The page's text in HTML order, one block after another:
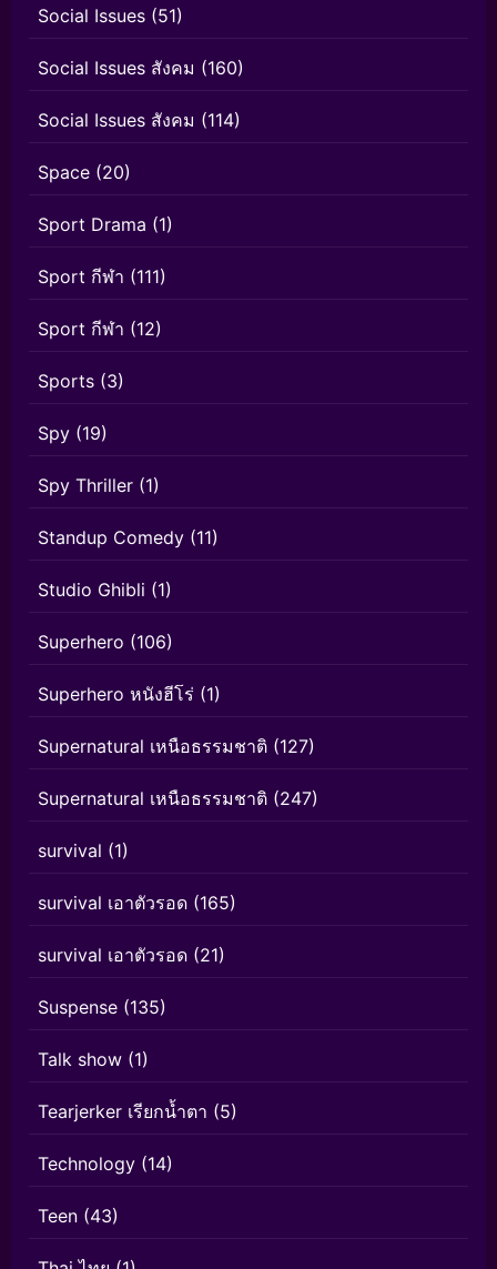
Social Issues (51)
Social Issues สังคม (160)
Social Issues สังคม (114)
Space (20)
Sport Drama (1)
Sport กีฬา (111)
Sport กีฬา (12)
Sports (3)
Spy (19)
Spy Thriller (1)
Standup Comedy (11)
Studio Ghibli (1)
Superhero (106)
Superhero หนังฮีโร่ (1)
Supernatural เหนือธรรมชาติ (127)
Supernatural เหนือธรรมชาติ (247)
survival (1)
survival เอาตัวรอด (165)
survival เอาตัวรอด (21)
Suspense (135)
Talk show (1)
Tearjerker เรียกน้ำตา (5)
Technology (14)
Teen (43)